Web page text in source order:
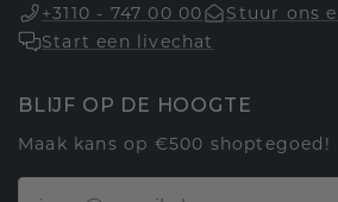
+3110 - 747 00 00
Stuur ons
Start een livechat
BLIJF OP DE HOOGTE
Maak kans op €500 shoptegoed!